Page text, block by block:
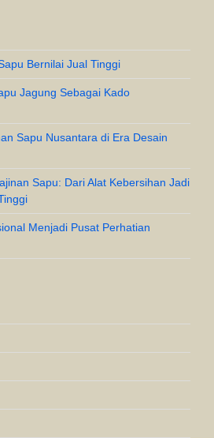
Bernilai Jual Tinggi
Jagung Sebagai Kado
Sapu Nusantara di Era Desain
Sapu: Dari Alat Kebersihan Jadi
Menjadi Pusat Perhatian